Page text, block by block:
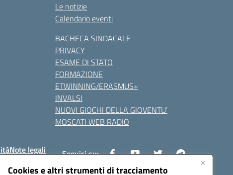
Cookies e altri strumenti di tracciamento
Le notizie
Calendario eventi
BACHECA SINDACALE
PRIVACY
ESAME DI STATO
FORMAZIONE
ETWINNING/ERASMUS+
INVALSI
NUOVI GIOCHI DELLA GIOVENTU’
MOSCATI WEB RADIO
Note legali Seguici su: